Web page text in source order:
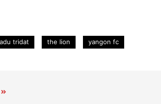
tridat the lion yangon fc